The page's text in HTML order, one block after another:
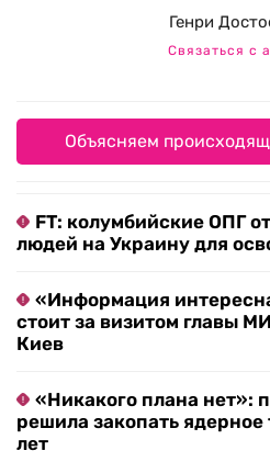
Генри
Связаться с
Объясняем
FT: колумбийские ОПГ
людей на Украину для
«Информация
стоит за визитом главы
Киев
«Никакого плана нет»:
решила закопать
лет